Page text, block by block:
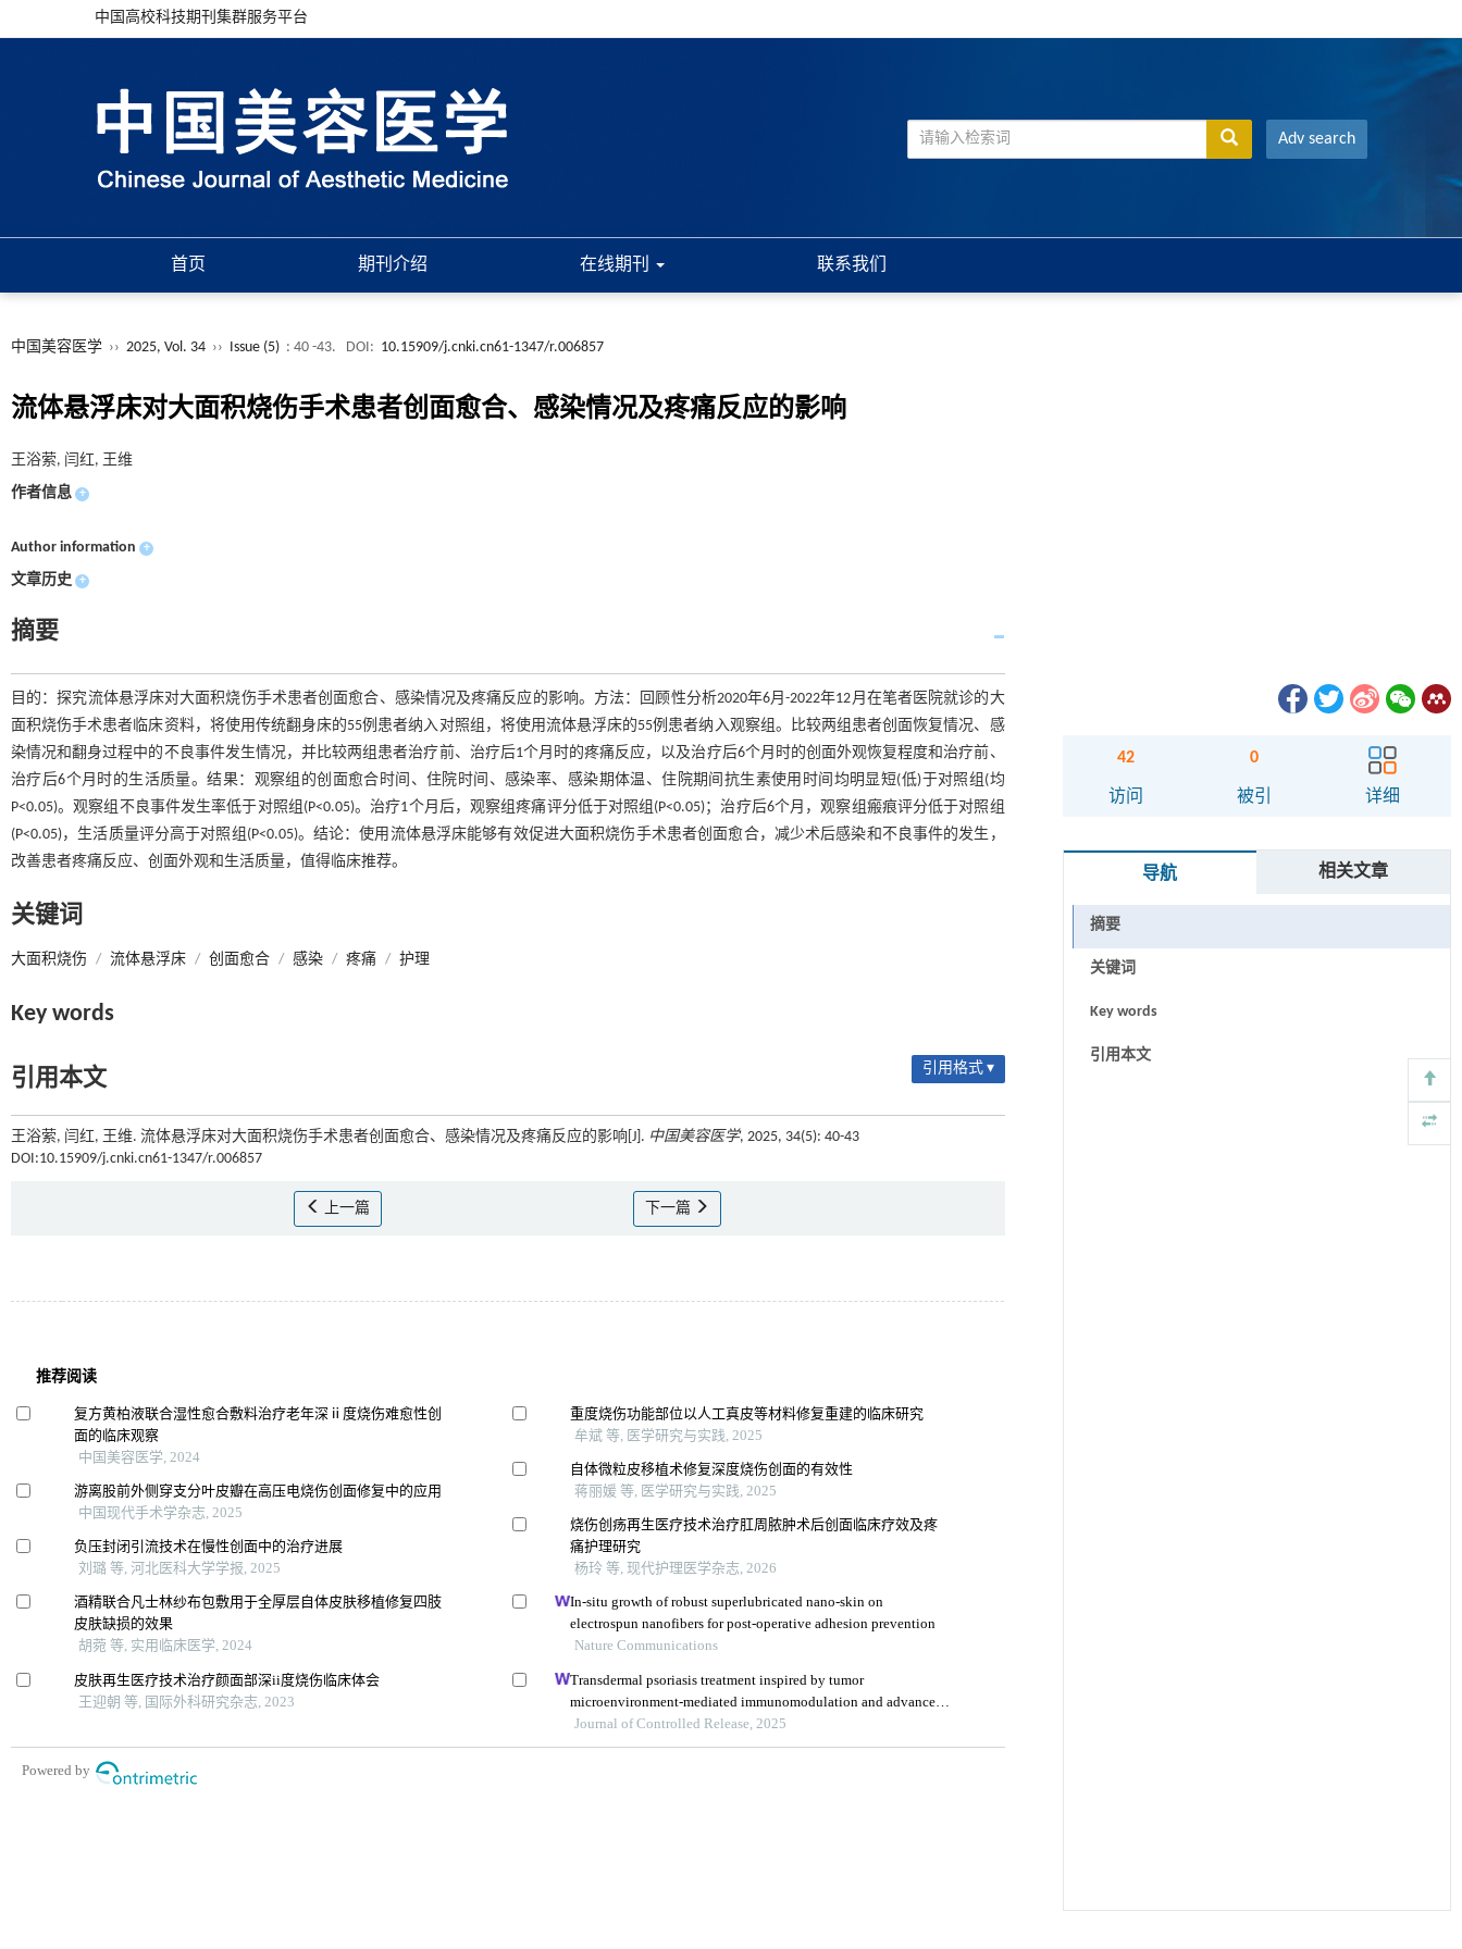
中国高校科技期刊集群服务平台
Adv search
首页 期刊介绍 在线期刊 联系我们
中国美容医学 ›› 2025, Vol. 34 ›› Issue (5) : 40 -43. DOI: 10.15909/j.cnki.cn61-1347/r.006857
流体悬浮床对大面积烧伤手术患者创面愈合、感染情况及疼痛反应的影响
王浴萦, 闫红, 王维
作者信息 +
Author information +
文章历史 +
摘要
目的：探究流体悬浮床对大面积烧伤手术患者创面愈合、感染情况及疼痛反应的影响。方法：回顾性分析2020年6月-2022年12月在笔者医院就诊的大
面积烧伤手术患者临床资料，将使用传统翻身床的55例患者纳入对照组，将使用流体悬浮床的55例患者纳入观察组。比较两组患者创面恢复情况、感
染情况和翻身过程中的不良事件发生情况，并比较两组患者治疗前、治疗后1个月时的疼痛反应，以及治疗后6个月时的创面外观恢复程度和治疗前、
治疗后6个月时的生活质量。结果：观察组的创面愈合时间、住院时间、感染率、感染期体温、住院期间抗生素使用时间均明显短(低)于对照组(均
P<0.05)。观察组不良事件发生率低于对照组(P<0.05)。治疗1个月后，观察组疼痛评分低于对照组(P<0.05)；治疗后6个月，观察组瘢痕评分低于对照组
(P<0.05)，生活质量评分高于对照组(P<0.05)。结论：使用流体悬浮床能够有效促进大面积烧伤手术患者创面愈合，减少术后感染和不良事件的发生，
改善患者疼痛反应、创面外观和生活质量，值得临床推荐。
关键词
大面积烧伤 / 流体悬浮床 / 创面愈合 / 感染 / 疼痛 / 护理
Key words
引用本文 引用格式 ▾
王浴萦, 闫红, 王维. 流体悬浮床对大面积烧伤手术患者创面愈合、感染情况及疼痛反应的影响[J]. 中国美容医学, 2025, 34(5): 40-43
DOI:10.15909/j.cnki.cn61-1347/r.006857
上一篇 下一篇
42
访问
0
被引 详细
导航 相关文章
摘要
关键词
Key words
引用本文